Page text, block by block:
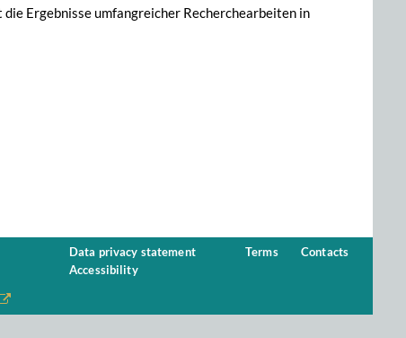
Ergebnisse umfangreicher Recherchearbeiten in
Data privacy statement
Accessibility
Terms Contacts